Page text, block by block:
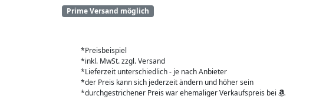
Prime Versand möglich
*Preisbeispiel
*inkl. MwSt. zzgl. Versand
*Lieferzeit unterschiedlich - je nach Anbieter
*der Preis kann sich jederzeit ändern und höher sein
*durchgestrichener Preis war ehemaliger Verkaufspreis bei